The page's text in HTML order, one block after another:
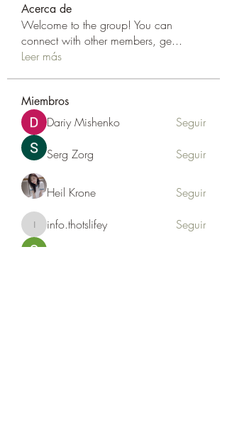
Acerca de
Welcome to the group! You can
connect with other members, ge...
Leer más
Miembros
Dariy Mishenko Seguir
Serg Zorg Seguir
Heil Krone Seguir
info.thotslifey
info.thotslifey Seguir